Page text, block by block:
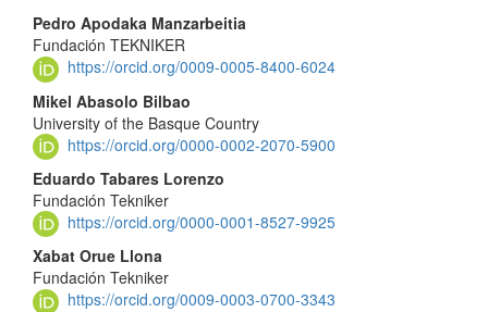
Contenido
principal
del
artículo
Pedro Apodaka Manzarbeitia
Fundación TEKNIKER
https://orcid.org/0009-0005-8400-6024
Mikel Abasolo Bilbao
University of the Basque Country
https://orcid.org/0000-0002-2070-5900
Eduardo Tabares Lorenzo
Fundación Tekniker
https://orcid.org/0000-0001-8527-9925
Xabat Orue Llona
Fundación Tekniker
https://orcid.org/0009-0003-0700-3343